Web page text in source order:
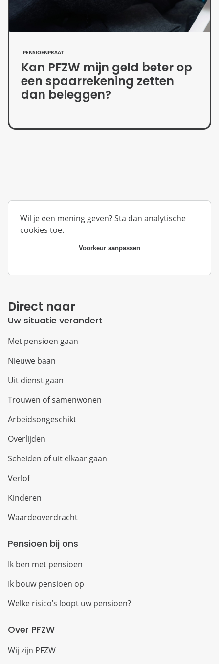
PENSIOENPRAAT
Kan PFZW mijn geld beter op
een spaarrekening zetten
dan beleggen?
Wil je een mening geven? Sta dan analytische
cookies toe.
Voorkeur aanpassen
Direct naar
Uw situatie verandert
Met pensioen gaan
Nieuwe baan
Uit dienst gaan
Trouwen of samenwonen
Arbeidsongeschikt
Overlijden
Scheiden of uit elkaar gaan
Verlof
Kinderen
Waardeoverdracht
Pensioen bij ons
Ik ben met pensioen
Ik bouw pensioen op
Welke risico’s loopt uw pensioen?
Over PFZW
Wij zijn PFZW